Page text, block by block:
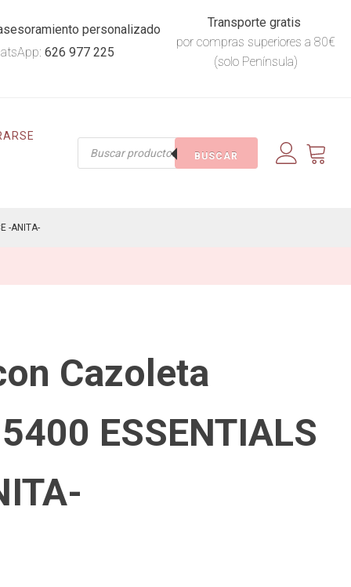
personalizado
626 977 225
Transporte gratis
por compras superiores a 80€
(solo Península)
Búsqueda
BUSCAR
-ANITA-
Cazoleta
ESSENTIALS